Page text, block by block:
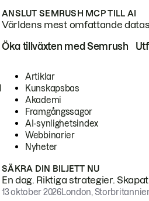
ANSLUT SEMRUSH MCP TILL AI
Världens mest omfattande
Öka tillväxten med Semrush
Artiklar
Kunskapsbas
Akademi
Framgångssagor
AI-synlighetsindex
Webbinarier
Nyheter
SÄKRA DIN BILJETT NU
En dag. Riktiga strategier.
13 oktober 2026London,